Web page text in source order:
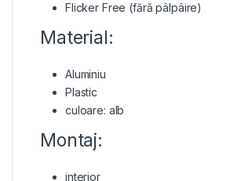
Flicker Free (fără pâlpâire)
Material:
Aluminiu
Plastic
culoare: alb
Montaj:
interior